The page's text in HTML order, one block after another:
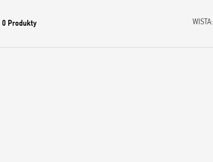
0 Produkty WISTA: